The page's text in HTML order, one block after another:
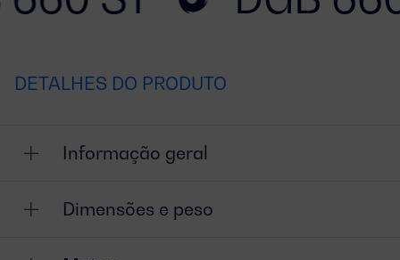
DETALHES DO PRODUTO
Informação geral
Dimensões e peso